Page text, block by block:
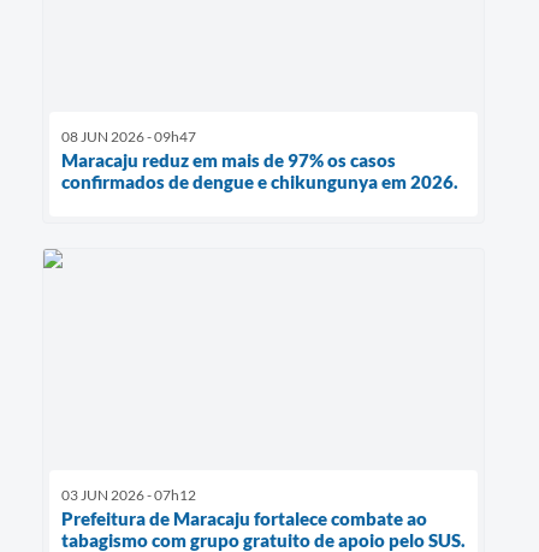
08 JUN 2026 - 09h47
Maracaju reduz em mais de 97% os casos
confirmados de dengue e chikungunya em 2026.
03 JUN 2026 - 07h12
Prefeitura de Maracaju fortalece combate ao
tabagismo com grupo gratuito de apoio pelo SUS.